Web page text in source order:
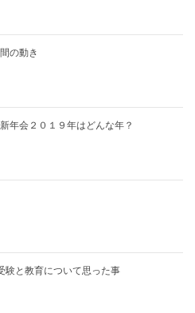
の動き
年会２０１９年はどんな年？
と教育について思った事